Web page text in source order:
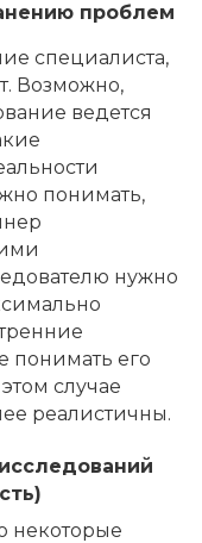
проблем
специалиста,
Возможно,
ведется
понимать,
нужно
понимать его
случае
реалистичны.
некоторые